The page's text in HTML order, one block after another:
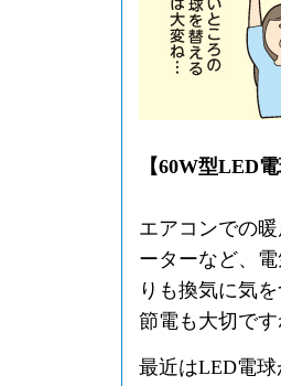
【60W型LED
エアコンでの
ーターなど、
りも換気に気
節電も大切です
最近はLED電